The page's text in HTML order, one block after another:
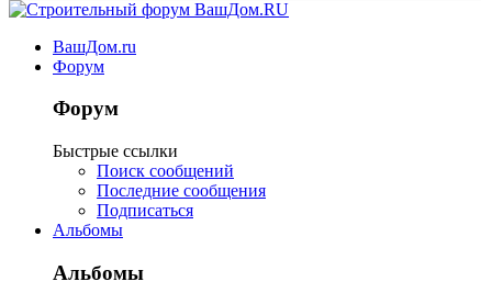
ВашДом.ru
Форум
Форум
Быстрые ссылки
Поиск сообщений
Последние сообщения
Подписаться
Альбомы
Альбомы